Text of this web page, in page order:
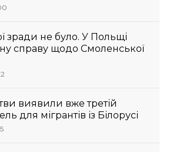
зради не було. У Польщі
справу щодо Смоленської
виявили вже третій
для мігрантів із Білорусі